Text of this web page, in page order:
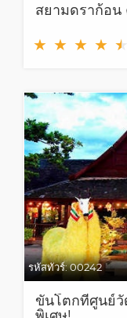
สยามดราก้อน
★ ★ ★ ★ ★
★
รหัสทัวร์:00242
ขันโตกที่ศูนย์วั